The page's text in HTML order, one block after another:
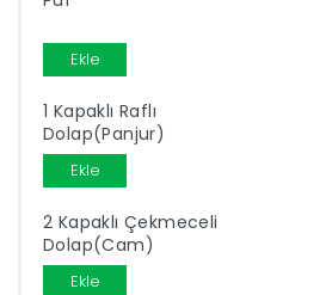
Ekle
1 Kapaklı Raflı
Dolap(Panjur)
Ekle
2 Kapaklı Çekmeceli
Dolap(Cam)
Ekle